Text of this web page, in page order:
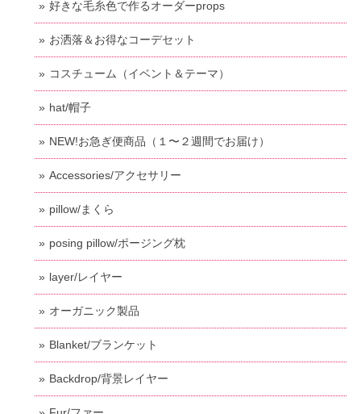
好きな毛糸色で作るオーダーprops
お洒落＆お得なコーデセット
コスチューム（イベント＆テーマ）
hat/帽子
NEW!お急ぎ便商品（１〜２週間でお届け）
Accessories/アクセサリー
pillow/まくら
posing pillow/ポージング枕
layer/レイヤー
オーガニック製品
Blanket/ブランケット
Backdrop/背景レイヤー